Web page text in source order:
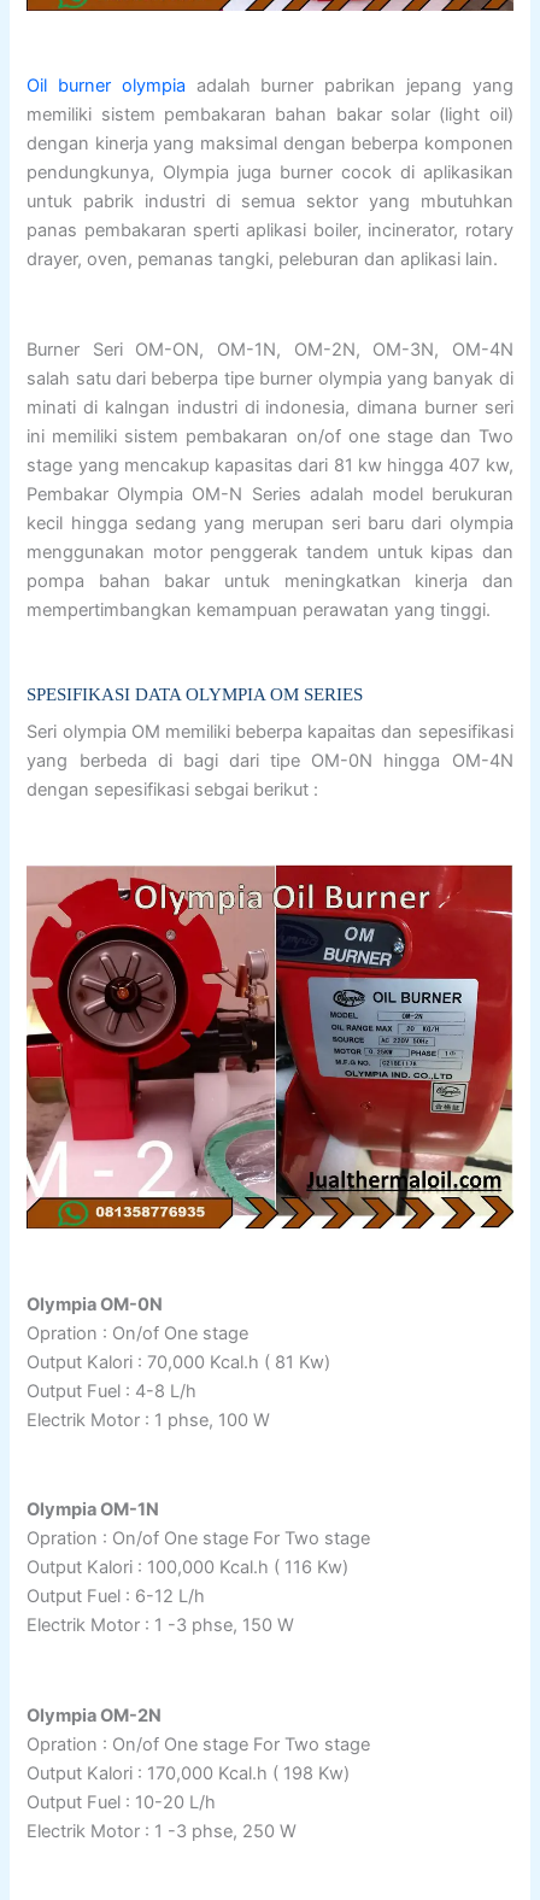
Oil burner olympia adalah burner pabrikan jepang yang
memiliki sistem pembakaran bahan bakar solar (light oil)
dengan kinerja yang maksimal dengan beberpa komponen
pendungkunya, Olympia juga burner cocok di aplikasikan
untuk pabrik industri di semua sektor yang mbutuhkan
panas pembakaran sperti aplikasi boiler, incinerator, rotary
drayer, oven, pemanas tangki, peleburan dan aplikasi lain.
Burner Seri OM-ON, OM-1N, OM-2N, OM-3N, OM-4N
salah satu dari beberpa tipe burner olympia yang banyak di
minati di kalngan industri di indonesia, dimana burner seri
ini memiliki sistem pembakaran on/of one stage dan Two
stage yang mencakup kapasitas dari 81 kw hingga 407 kw,
Pembakar Olympia OM-N Series adalah model berukuran
kecil hingga sedang yang merupan seri baru dari olympia
menggunakan motor penggerak tandem untuk kipas dan
pompa bahan bakar untuk meningkatkan kinerja dan
mempertimbangkan kemampuan perawatan yang tinggi.
SPESIFIKASI DATA OLYMPIA OM SERIES
Seri olympia OM memiliki beberpa kapaitas dan sepesifikasi
yang berbeda di bagi dari tipe OM-0N hingga OM-4N
dengan sepesifikasi sebgai berikut :
Olympia OM-0N
Opration : On/of One stage
Output Kalori : 70,000 Kcal.h ( 81 Kw)
Output Fuel : 4-8 L/h
Electrik Motor : 1 phse, 100 W
Olympia OM-1N
Opration : On/of One stage For Two stage
Output Kalori : 100,000 Kcal.h ( 116 Kw)
Output Fuel : 6-12 L/h
Electrik Motor : 1 -3 phse, 150 W
Olympia OM-2N
Opration : On/of One stage For Two stage
Output Kalori : 170,000 Kcal.h ( 198 Kw)
Output Fuel : 10-20 L/h
Electrik Motor : 1 -3 phse, 250 W